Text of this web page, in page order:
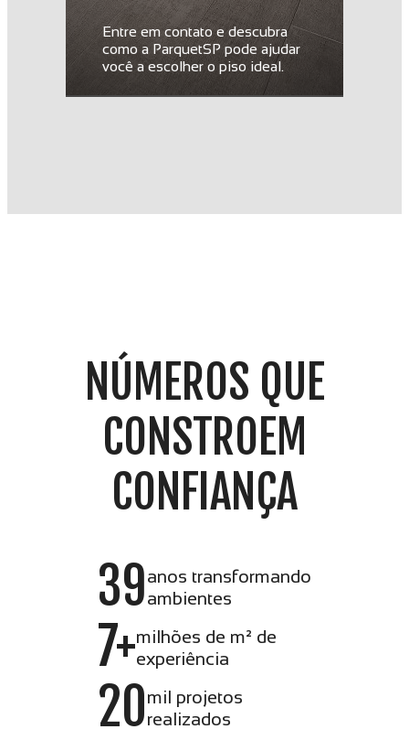
Entre em contato e descubra
como a ParquetSP pode ajudar
você a escolher o piso ideal.
NÚMEROS QUE
CONSTROEM
CONFIANÇA
39anos transformando
ambientes
7+milhões de m² de
experiência
20mil projetos
realizados